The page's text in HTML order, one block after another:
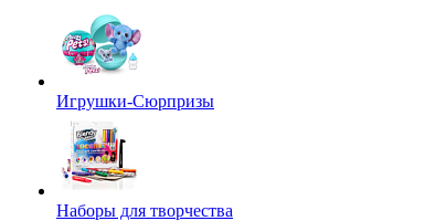
Игрушки-Сюрпризы
Наборы для творчества